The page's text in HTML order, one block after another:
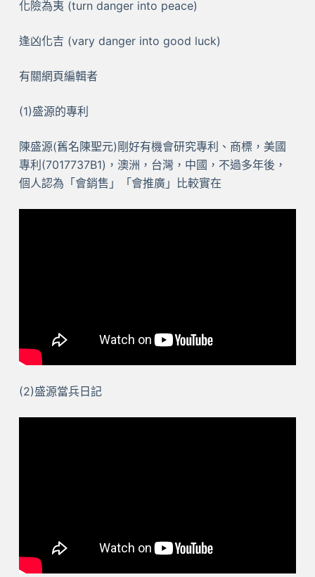
化險為夷 (turn danger into peace)
逢凶化吉 (vary danger into good luck)
有關網頁編輯者
(1)盛源的專利
陳盛源(舊名陳聖元)剛好有機會研究專利、商標，美國
專利(7017737B1)，澳洲，台灣，中國，不過多年後，
個人認為「會銷售」「會推廣」比較實在
(2)盛源當兵日記